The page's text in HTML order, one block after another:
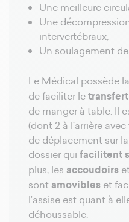
Une meilleure
Une
intervertébraux,
Un soulagement
Le Médical possède la
de faciliter letransfert
de manger à table. Il
(dont 2 à l’arrière
de déplacement sur
dossier qui facilitent
plus, les accoudoirs
sont amovibles et
l’assise est quant à
déhoussable.